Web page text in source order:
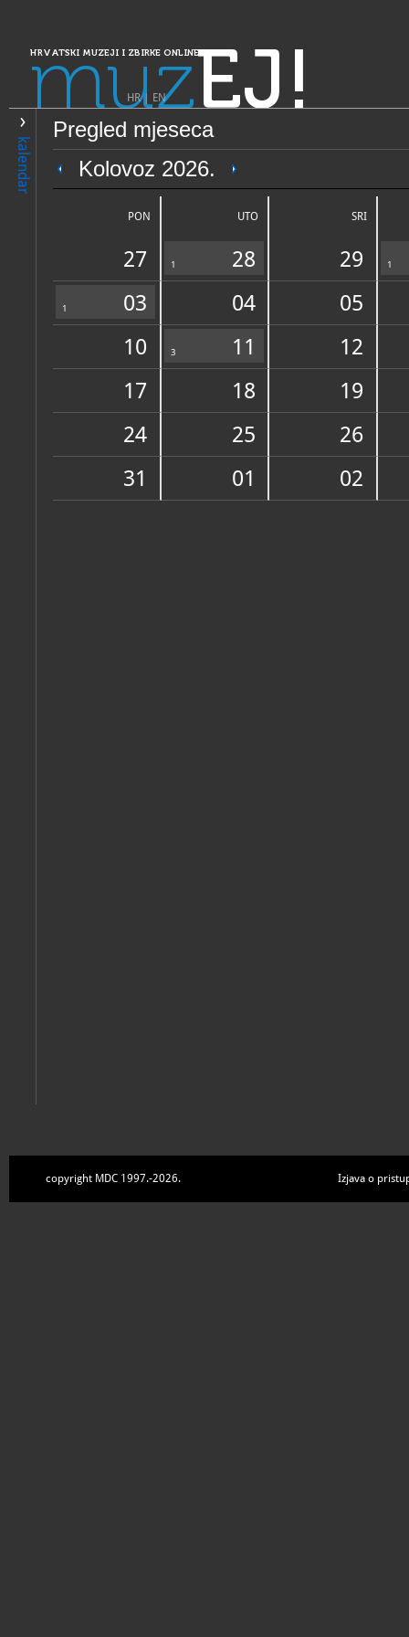
HRVATSKI MUZEJI I ZBIRKE ONLINE
muzEJ!
HR| EN
kalendar
Pregled mjeseca
Kolovoz 2026.
PON UTO SRI
27 1 28 29 1
1 03 04
05
10
3 11
12
17
18
19
24
25
26
31
01 02
PRETRAŽIVANJE
Dalmacija
Moćnik (riznica) stolne
OPĆI PODACI
Zbirka vjerske zajednice
copyright MDC 1997.-2026. Izjava o